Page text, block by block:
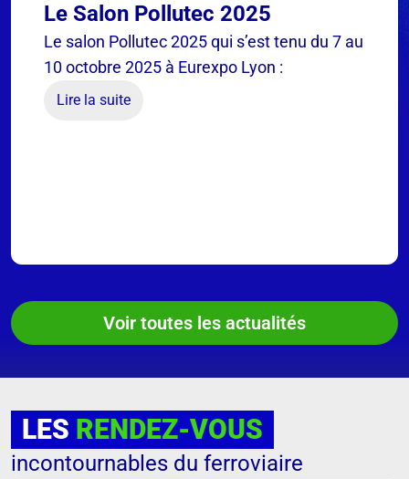
Le Salon Pollutec 2025
Le salon Pollutec 2025 qui s’est tenu du 7 au
10 octobre 2025 à Eurexpo Lyon :
Lire la suite
Voir toutes les actualités
LES RENDEZ-VOUS
incontournables du ferroviaire